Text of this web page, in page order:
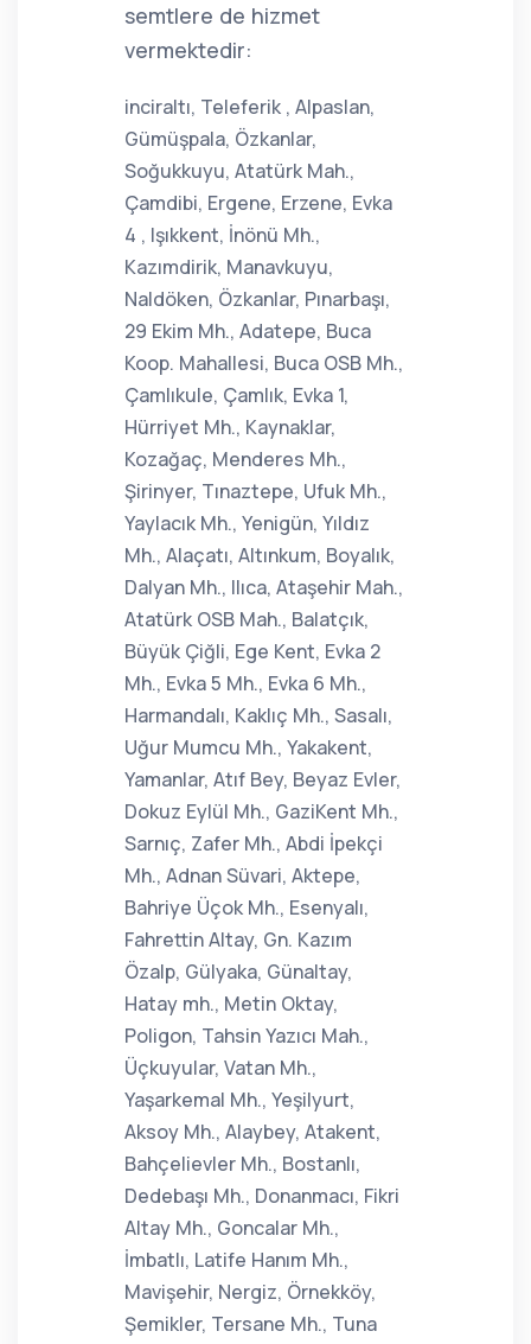
semtlere de hizmet
vermektedir:
inciraltı, Teleferik , Alpaslan,
Gümüşpala, Özkanlar,
Soğukkuyu, Atatürk Mah.,
Çamdibi, Ergene, Erzene, Evka
4 , Işıkkent, İnönü Mh.,
Kazımdirik, Manavkuyu,
Naldöken, Özkanlar, Pınarbaşı,
29 Ekim Mh., Adatepe, Buca
Koop. Mahallesi, Buca OSB Mh.,
Çamlıkule, Çamlık, Evka 1,
Hürriyet Mh., Kaynaklar,
Kozağaç, Menderes Mh.,
Şirinyer, Tınaztepe, Ufuk Mh.,
Yaylacık Mh., Yenigün, Yıldız
Mh., Alaçatı, Altınkum, Boyalık,
Dalyan Mh., Ilıca, Ataşehir Mah.,
Atatürk OSB Mah., Balatçık,
Büyük Çiğli, Ege Kent, Evka 2
Mh., Evka 5 Mh., Evka 6 Mh.,
Harmandalı, Kaklıç Mh., Sasalı,
Uğur Mumcu Mh., Yakakent,
Yamanlar, Atıf Bey, Beyaz Evler,
Dokuz Eylül Mh., GaziKent Mh.,
Sarnıç, Zafer Mh., Abdi İpekçi
Mh., Adnan Süvari, Aktepe,
Bahriye Üçok Mh., Esenyalı,
Fahrettin Altay, Gn. Kazım
Özalp, Gülyaka, Günaltay,
Hatay mh., Metin Oktay,
Poligon, Tahsin Yazıcı Mah.,
Üçkuyular, Vatan Mh.,
Yaşarkemal Mh., Yeşilyurt,
Aksoy Mh., Alaybey, Atakent,
Bahçelievler Mh., Bostanlı,
Dedebaşı Mh., Donanmacı, Fikri
Altay Mh., Goncalar Mh.,
İmbatlı, Latife Hanım Mh.,
Mavişehir, Nergiz, Örnekköy,
Şemikler, Tersane Mh., Tuna